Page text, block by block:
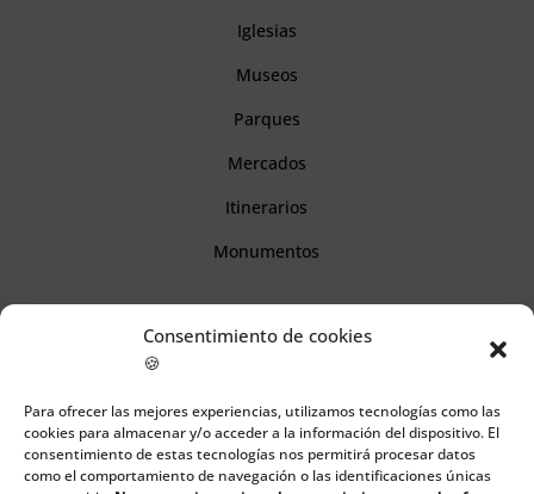
Consentimiento de cookies
🍪
Para ofrecer las mejores experiencias, utilizamos tecnologías como las
cookies para almacenar y/o acceder a la información del dispositivo. El
consentimiento de estas tecnologías nos permitirá procesar datos
como el comportamiento de navegación o las identificaciones únicas
Iglesias
Museos
Parques
Mercados
Itinerarios
Monumentos
Descubre Cantabria
Aviso legal
Política de cookies